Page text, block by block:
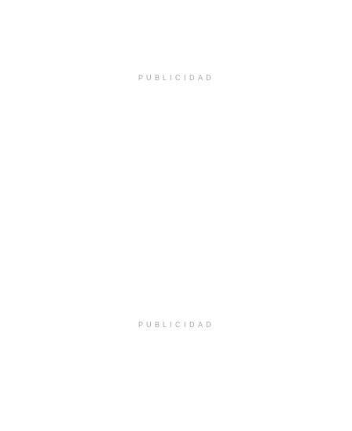
PUBLICIDAD
PUBLICIDAD